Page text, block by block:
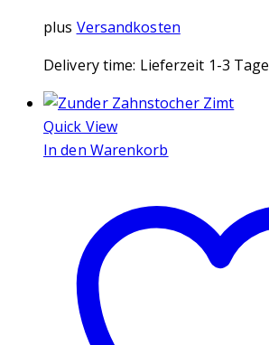
plus Versandkosten
Delivery time: Lieferzeit 1-3 Tage
Quick View
In den Warenkorb